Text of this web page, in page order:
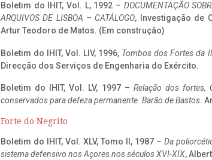
Boletim do IHIT, Vol. L, 1992 – DOCUMENTAÇÃO
ARQUIVOS DE LISBOA – CATÁLOGO, Investigação de
Artur Teodoro de Matos. (Em construção)
Boletim do IHIT, Vol. LIV, 1996, Tombos dos Fortes da
Direcção dos Serviços de Engenharia do Exército.
Boletim do IHIT, Vol. LV, 1997 – Relação dos fortes,
conservados para defeza permanente. Barão de Bastos.
Forte do Negrito
Boletim do IHIT, Vol. XLV, Tomo II, 1987 – Da
sistema defensivo nos Açores nos séculos XVI-XIX,